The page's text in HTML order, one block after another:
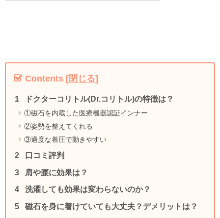
Contents [閉じる]
ドクターコリトル(Dr.コリトル)の特徴は？
①磁石を内蔵した医療機器認証インナー
②姿勢を整えてくれる
③適度な着圧で動きやすい
口コミ評判
肩や腰に効果は？
洗濯しても効果は変わらないのか？
磁石を身に着けていても大丈夫？デメリットは？